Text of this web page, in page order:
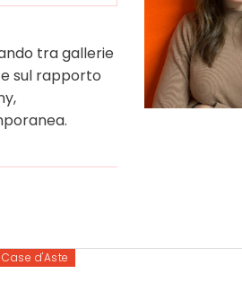
tra gallerie
sul rapporto
Case d'Aste